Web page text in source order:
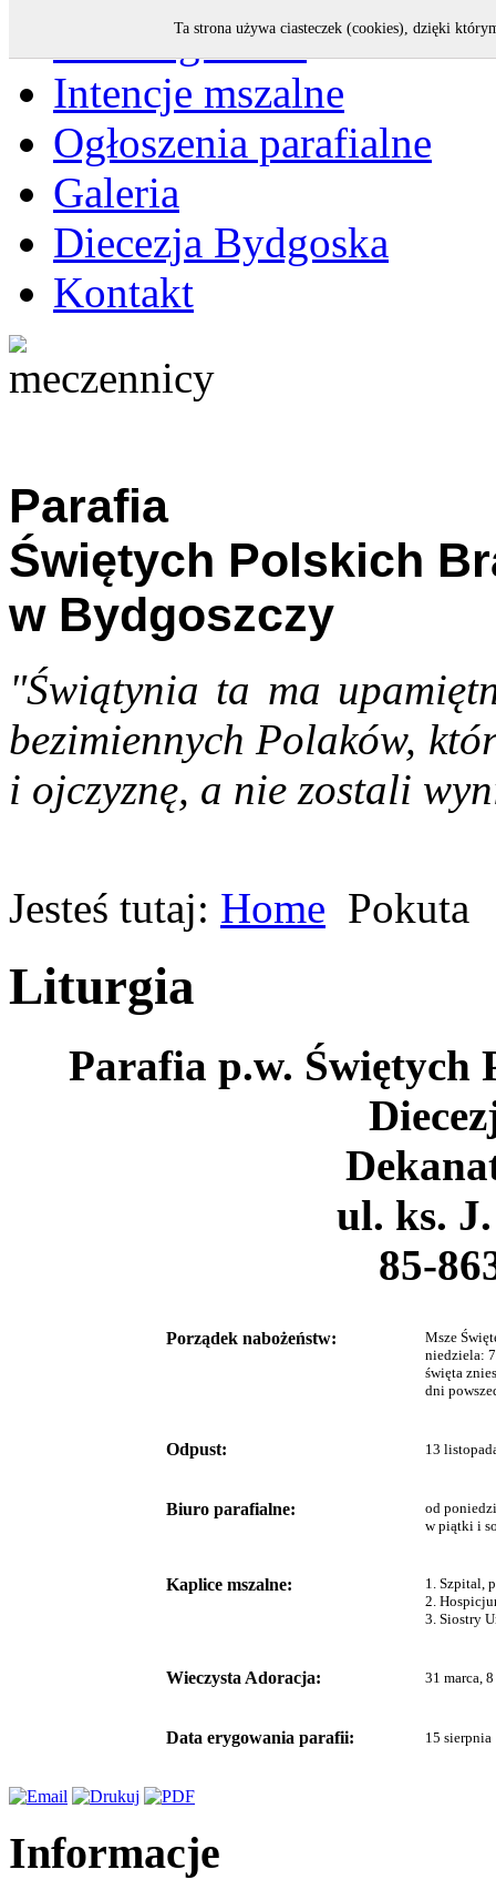
Strona główna
Intencje mszalne
Ogłoszenia parafialne
Galeria
Diecezja Bydgoska
Kontakt
Parafia
Świętych Polskich
w Bydgoszczy
"Świątynia ta ma
bezimiennych Polaków,
i ojczyznę, a nie zostali
Jesteś tutaj: Home Pokuta
Liturgia
Parafia p.w. Świętych
ul. ks.
85-
Porządek nabożeństw:
Msze
niedziela:
święta
dni
Odpust: 13
Biuro parafialne:
od
w piątki i
Kaplice mszalne:
1. Szpital,
2.
3. Siostry
Wieczysta Adoracja: 31 marca,
Data erygowania parafii: 15 sierpnia
Informacje
Ta strona używa ciasteczek (cookies), dzięki